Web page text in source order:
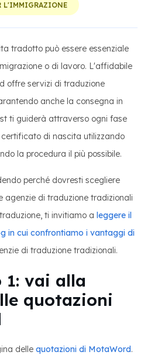
L'IMMIGRAZIONE
tradotto può essere essenziale
o di lavoro. L'affidabile
offre servizi di traduzione
anche la consegna in
ti guiderà attraverso ogni fase
di nascita utilizzando
la procedura il più possibile.
perché dovresti scegliere
agenzie di traduzione tradizionali
ti invitiamo a leggere il
in cui confrontiamo i vantaggi di
di traduzione tradizionali.
1: vai alla
quotazioni
delle quotazioni di MotaWord.